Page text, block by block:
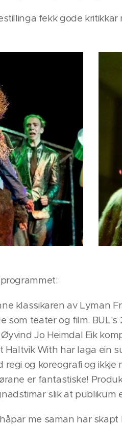
fekk gode kritikkar
klassikaren av Lyman
som teater og film.
Jo Heimdal Eik
Haltvik With har laga ein
regi og koreografi og
er fantastiske!
slik at publikum
me saman har skapt